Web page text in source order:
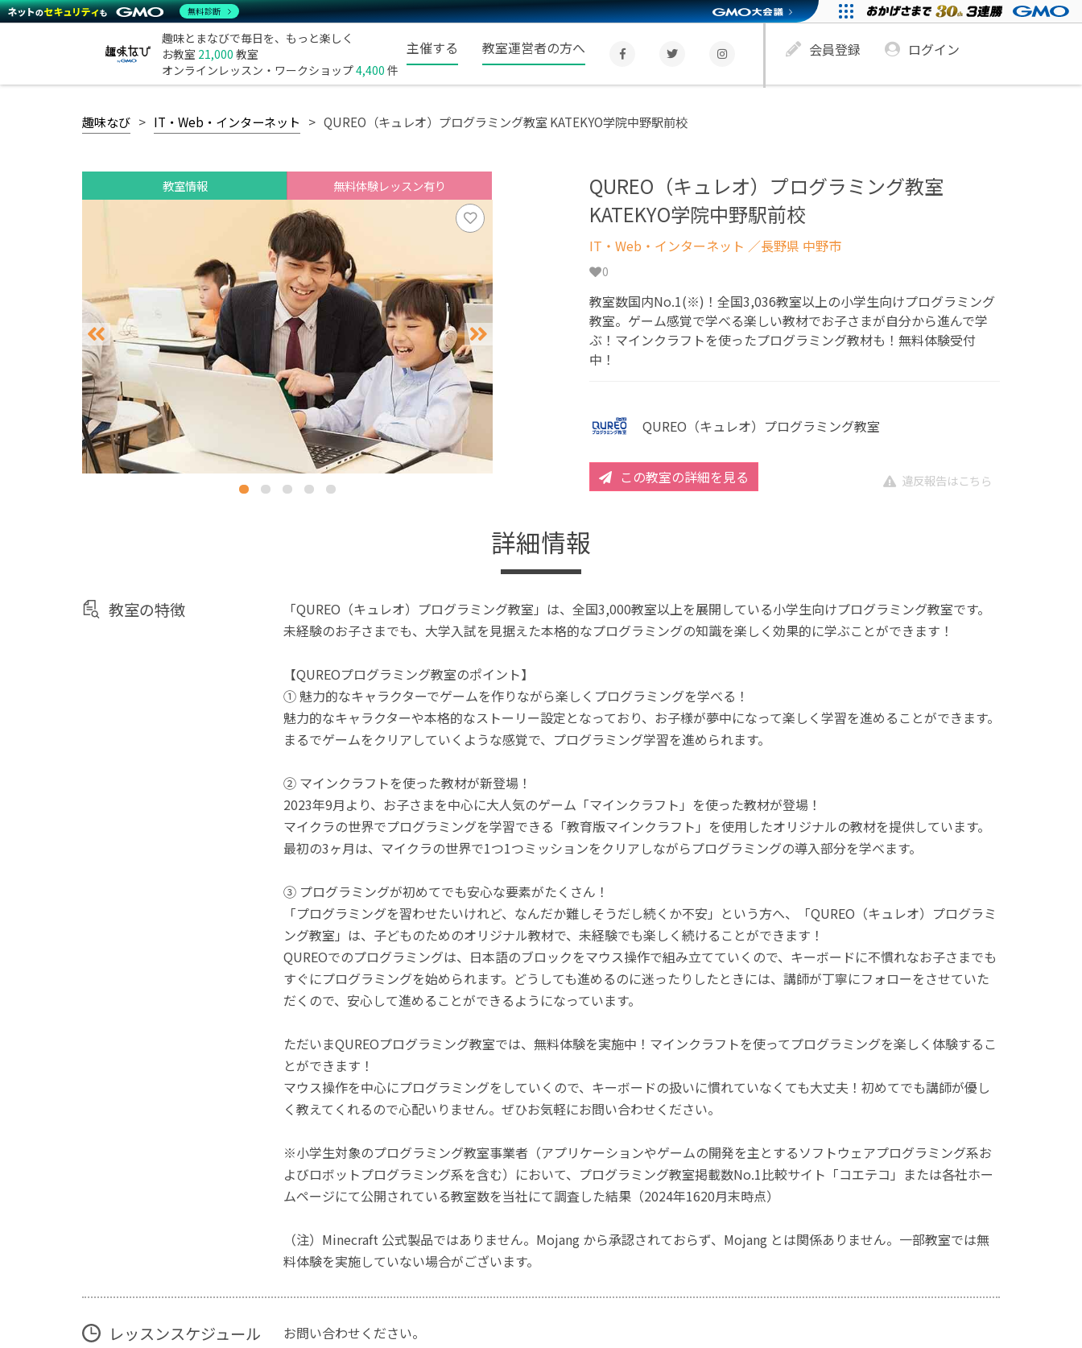
趣味とまなびで毎日を、もっと楽しく
お教室 21,000 教室
オンラインレッスン・ワークショップ4,400 件
主催する 教室運営者の方へ 会員登録 ログイン
趣味なび IT・Web・インターネット QUREO（キュレオ）プログラミング教室 KATEKYO学院中野駅前校
教室情報 無料体験レッスン有り
QUREO（キュレオ）プログラミング教室
KATEKYO学院中野駅前校
IT・Web・インターネット ／長野県 中野市
0
教室数国内No.1(※)！全国3,036教室以上の小学生向けプログラミング
教室。ゲーム感覚で学べる楽しい教材でお子さまが自分から進んで学
ぶ！マインクラフトを使ったプログラミング教材も！無料体験受付
中！
QUREO（キュレオ）プログラミング教室
この教室の詳細を見る 違反報告はこちら
詳細情報
教室の特徴
「QUREO（キュレオ）プログラミング教室」は、全国3,000教室以上を展開している小学生向けプログラミング教室です。
未経験のお子さまでも、大学入試を見据えた本格的なプログラミングの知識を楽しく効果的に学ぶことができます！
【QUREOプログラミング教室のポイント】
① 魅力的なキャラクターでゲームを作りながら楽しくプログラミングを学べる！
魅力的なキャラクターや本格的なストーリー設定となっており、お子様が夢中になって楽しく学習を進めることができます。
まるでゲームをクリアしていくような感覚で、プログラミング学習を進められます。
② マインクラフトを使った教材が新登場！
2023年9月より、お子さまを中心に大人気のゲーム「マインクラフト」を使った教材が登場！
マイクラの世界でプログラミングを学習できる「教育版マインクラフト」を使用したオリジナルの教材を提供しています。
最初の3ヶ月は、マイクラの世界で1つ1つミッションをクリアしながらプログラミングの導入部分を学べます。
③ プログラミングが初めてでも安心な要素がたくさん！
「プログラミングを習わせたいけれど、なんだか難しそうだし続くか不安」という方へ、「QUREO（キュレオ）プログラミ
ング教室」は、子どものためのオリジナル教材で、未経験でも楽しく続けることができます！
QUREOでのプログラミングは、日本語のブロックをマウス操作で組み立てていくので、キーボードに不慣れなお子さまでも
すぐにプログラミングを始められます。どうしても進めるのに迷ったりしたときには、講師が丁寧にフォローをさせていた
だくので、安心して進めることができるようになっています。
ただいまQUREOプログラミング教室では、無料体験を実施中！マインクラフトを使ってプログラミングを楽しく体験するこ
とができます！
マウス操作を中心にプログラミングをしていくので、キーボードの扱いに慣れていなくても大丈夫！初めてでも講師が優し
く教えてくれるので心配いりません。ぜひお気軽にお問い合わせください。
※小学生対象のプログラミング教室事業者（アプリケーションやゲームの開発を主とするソフトウェアプログラミング系お
よびロボットプログラミング系を含む）において、プログラミング教室掲載数No.1比較サイト「コエテコ」または各社ホー
ムページにて公開されている教室数を当社にて調査した結果（2024年1620月末時点）
（注）Minecraft 公式製品ではありません。Mojang から承認されておらず、Mojang とは関係ありません。一部教室では無
料体験を実施していない場合がございます。
レッスンスケジュール お問い合わせください。
無料診断